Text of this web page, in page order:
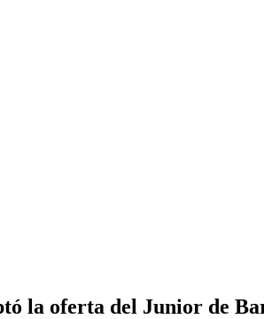
la oferta del Junior de